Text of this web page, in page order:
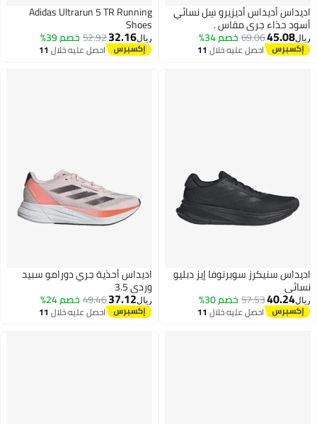
أديداس أديزيرو سِل نسائي
حذاء جري مقاس .
45.08
69.06خصم 34%
احصل عليه خلال11
اغسطس
Adidas Ultrarun 5 TR Running
Shoes
32.16
52.92خصم 39%
احصل عليه خلال11
اغسطس
سنيكرز سوبرنوفا إيز دبليو
40.24
57.53خصم 30%
احصل عليه خلال11
اغسطس
اديداس أحذية جري دورامو سبيد
وردي 3.5
37.12
49.46خصم 24%
احصل عليه خلال11
اغسطس